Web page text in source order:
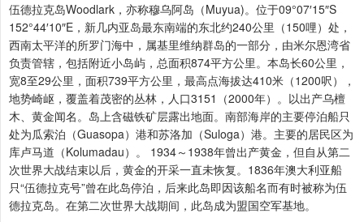
伍德拉克岛Woodlark，亦称穆乌阿岛（Muyua)。位于09°07′15″S
152°44′10″E，新几内亚岛最东南端的东北约240公里（150哩）处，
西南太平洋的所罗门海中，属基里维纳群岛的一部分，由米尔恩湾省
负责管辖，包括附近小岛屿，总面积874平方公里。本岛长60公里，
宽8至29公里，面积739平方公里，最高点海拔达410米（1200呎），
地势崎岖，覆盖着茂密的丛林，人口3151（2000年）。以出产乌檀
木、黄金闻名。岛上含磁铁矿层露出地面。南部海岸的主要停泊船只
处为瓜索泊（Guasopa）港和苏洛加（Suloga）港。主要的居民区为
库卢马道（Kolumadau）。 1934～1938年曾出产黄金，但自从第二
次世界大战结束以后，黄金的开采一直未恢复。1836年澳大利亚船
只“伍德拉克号”曾在此岛停泊，后来此岛即因该船名而有时被称为伍
德拉克岛。在第二次世界大战期间，此岛成为盟国空军基地。